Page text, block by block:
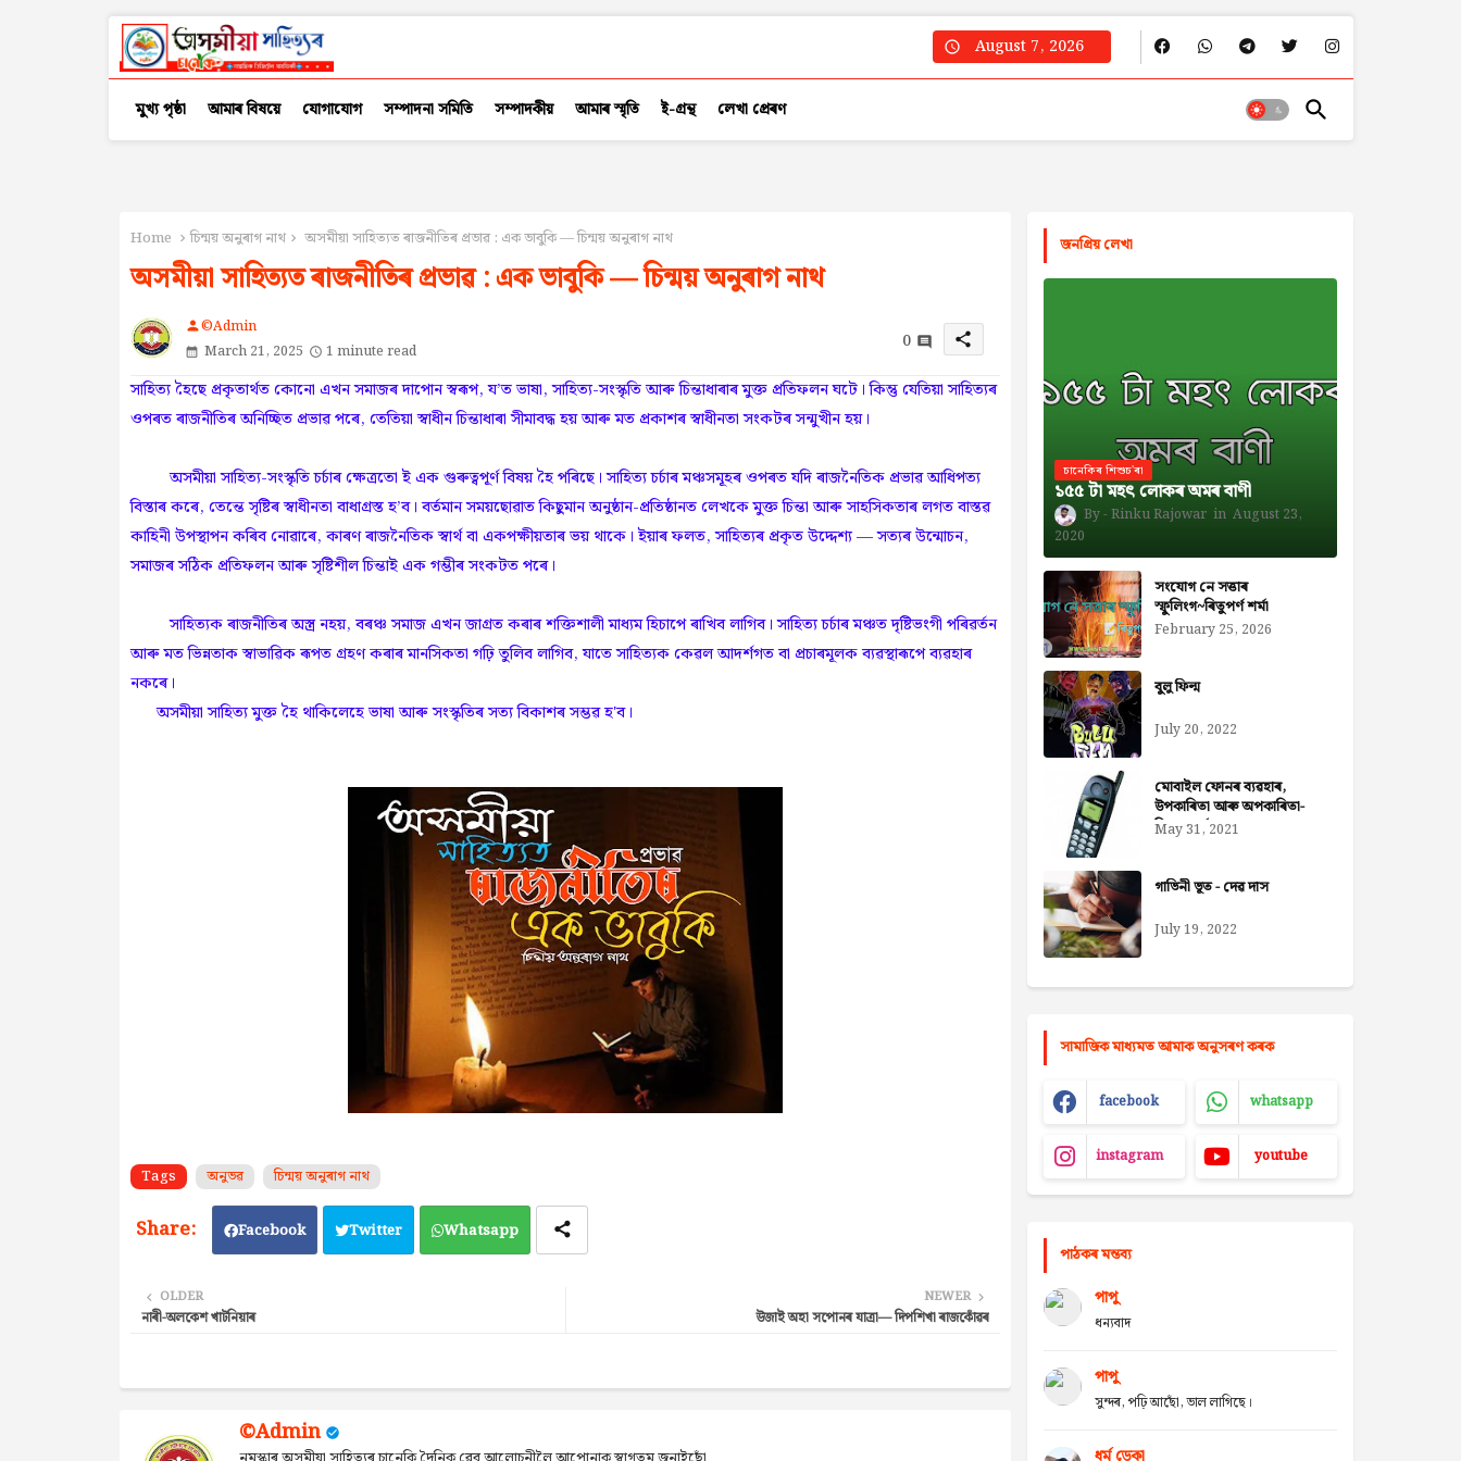
August 7, 2026
মুখ্য পৃষ্ঠা আমাৰ বিষয়ে যোগাযোগ সম্পাদনা সমিতি সম্পাদকীয় আমাৰ স্মৃতি ই-গ্ৰন্থ লেখা প্ৰেৰণ
Home চিন্ময় অনুৰাগ নাথ অসমীয়া সাহিত্যত ৰাজনীতিৰ প্ৰভাৱ : এক ভাবুকি — চিন্ময় অনুৰাগ নাথ
অসমীয়া সাহিত্যত ৰাজনীতিৰ প্ৰভাৱ : এক ভাবুকি — চিন্ময় অনুৰাগ নাথ
person©Admin
March 21, 2025
1 minute read 0 share
সাহিত্য হৈছে প্ৰকৃতাৰ্থত কোনো এখন সমাজৰ দাপোন স্বৰূপ, য’ত ভাষা, সাহিত্য-সংস্কৃতি আৰু চিন্তাধাৰাৰ মুক্ত প্ৰতিফলন ঘটে। কিন্তু যেতিয়া সাহিত্যৰ
ওপৰত ৰাজনীতিৰ অনিচ্ছিত প্ৰভাৱ পৰে, তেতিয়া স্বাধীন চিন্তাধাৰা সীমাবদ্ধ হয় আৰু মত প্ৰকাশৰ স্বাধীনতা সংকটৰ সন্মুখীন হয়।
অসমীয়া সাহিত্য-সংস্কৃতি চৰ্চাৰ ক্ষেত্ৰতো ই এক গুৰুত্বপূর্ণ বিষয় হৈ পৰিছে। সাহিত্য চৰ্চাৰ মঞ্চসমূহৰ ওপৰত যদি ৰাজনৈতিক প্ৰভাৱ আধিপত্য
বিস্তাৰ কৰে, তেন্তে সৃষ্টিৰ স্বাধীনতা বাধাগ্ৰস্ত হ’ব। বৰ্তমান সময়ছোৱাত কিছুমান অনুষ্ঠান-প্ৰতিষ্ঠানত লেখকে মুক্ত চিন্তা আৰু সাহসিকতাৰ লগত বাস্তৱ
কাহিনী উপস্থাপন কৰিব নোৱাৰে, কাৰণ ৰাজনৈতিক স্বাৰ্থ বা একপক্ষীয়তাৰ ভয় থাকে। ইয়াৰ ফলত, সাহিত্যৰ প্রকৃত উদ্দেশ্য — সত্যৰ উন্মোচন,
সমাজৰ সঠিক প্ৰতিফলন আৰু সৃষ্টিশীল চিন্তাই এক গম্ভীৰ সংকটত পৰে।
সাহিত্যক ৰাজনীতিৰ অস্ত্ৰ নহয়, বৰঞ্চ সমাজ এখন জাগ্ৰত কৰাৰ শক্তিশালী মাধ্যম হিচাপে ৰাখিব লাগিব। সাহিত্য চৰ্চাৰ মঞ্চত দৃষ্টিভংগী পৰিৱৰ্তন
আৰু মত ভিন্নতাক স্বাভাৱিক ৰূপত গ্ৰহণ কৰাৰ মানসিকতা গঢ়ি তুলিব লাগিব, যাতে সাহিত্যক কেৱল আদৰ্শগত বা প্ৰচাৰমূলক ব্যৱস্থাৰূপে ব্যৱহাৰ
নকৰে।
অসমীয়া সাহিত্য মুক্ত হৈ থাকিলেহে ভাষা আৰু সংস্কৃতিৰ সত্য বিকাশৰ সম্ভৱ হ'ব।
Tags অনুভৱ চিন্ময় অনুৰাগ নাথ
Facebook Twitter Whatsapp
NEWER
উজাই অহা সপোনৰ যাত্ৰা— দিপশিখা ৰাজকোঁৱৰ
OLDER
নাৰী-অলকেশ খাটনিয়াৰ
©Admin
জনপ্রিয় লেখা
চানেকিৰ শিশুচ'ৰা
১৫৫ টা মহৎ লোকৰ অমৰ বাণী
Rinku Rajowar
August 23,
2020
সংযোগ নে সত্তাৰ
স্ফুলিংগ~ৰিতুপৰ্ণ শৰ্মা
February 25, 2026
বুলু ফিল্ম
July 20, 2022
মোবাইল ফোনৰ ব্যৱহাৰ,
উপকাৰিতা আৰু অপকাৰিতা-
নিজৰা বৰ্মন ডেকা
May 31, 2021
গাভিনী ভূত - দেৱ দাস
July 19, 2022
সামাজিক মাধ্যমত আমাক অনুসৰণ কৰক
facebook whatsapp
instagram youtube
পাঠকৰ মন্তব্য
পাপু
ধন্যবাদ
পাপু
সুন্দৰ, পঢ়ি আছোঁ, ভাল লাগিছে।